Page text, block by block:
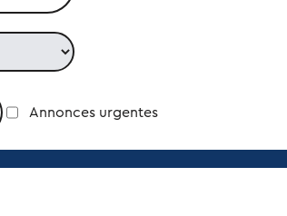
Annonces urgentes